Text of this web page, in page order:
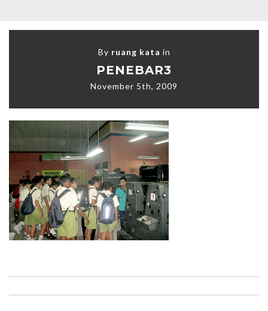
By ruang kata in
PENEBAR3
November 5th, 2009